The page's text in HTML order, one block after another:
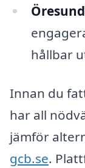
hållbar
Innan du
har all
jämför
gcb.se.